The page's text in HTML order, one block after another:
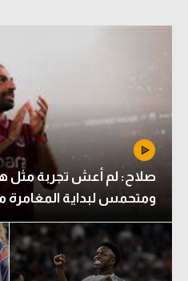
صلاح: لم أعش تجربة مثل
ومتحمس لبداية المغامرة